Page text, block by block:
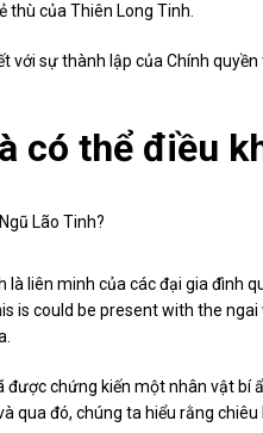
thù của Thiên Long Tinh.
với sự thành lập của Chính
có thể điều
là liên minh của các đại gia đình
is could be present with the
chứng kiến ​​một nhân vật bí
qua đó, chúng ta hiểu rằng